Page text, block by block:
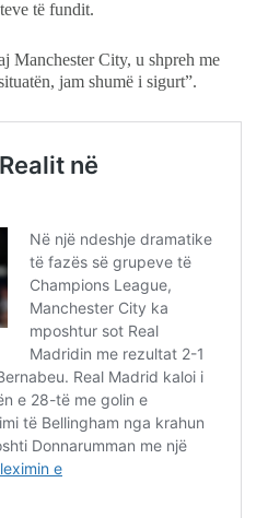
të fundit.
Manchester City, u shpreh me
jam shumë i sigurt”.